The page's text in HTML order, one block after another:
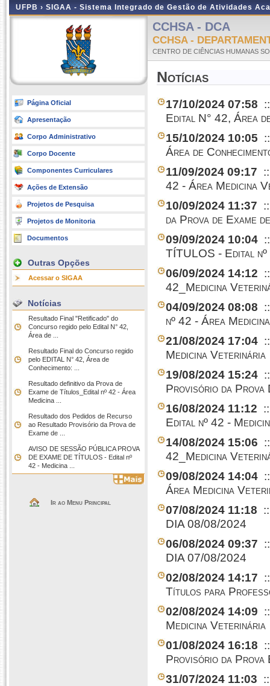
UFPB › SIGAA - Sistema Integrado de Gestão de Atividades
Página Oficial
Apresentação
Corpo Administrativo
Corpo Docente
Componentes Curriculares
Ações de Extensão
Projetos de Pesquisa
Projetos de Monitoria
Documentos
Outras Opções
Acessar o SIGAA
Notícias
Resultado Final "Retificado" do
Concurso regido pelo Edital N° 42,
Área de ...
Resultado Final do Concurso regido
pelo EDITAL N° 42, Área de
Conhecimento: ...
Resultado definitivo da Prova de
Exame de Títulos_Edital nº 42 - Área
Medicina ...
Resultado dos Pedidos de Recurso
ao Resultado Provisório da Prova de
Exame de ...
AVISO DE SESSÃO PÚBLICA PROVA
DE EXAME DE TÍTULOS - Edital nº
42 - Medicina ...
Ir ao Menu Principal
CCHSA - DCA
CCHSA -
CENTRO DE CIÊNCIAS HUMANAS
Notícias
17/10/2024 07:58
Edital N° 42, Área
15/10/2024 10:05
Área de
11/09/2024 09:17
42 - Área Medicina
10/09/2024 11:37
da Prova de Exame
09/09/2024 10:04
TÍTULOS - Edital
06/09/2024 14:12
42_Medicina
04/09/2024 08:08
nº 42 - Área
21/08/2024 17:04
Medicina Veterinária
19/08/2024 15:24
Provisório da Prova
16/08/2024 11:12
Edital nº 42 -
14/08/2024 15:06
42_Medicina
09/08/2024 14:04
Área Medicina
07/08/2024 11:18
DIA 08/08/2024
06/08/2024 09:37
DIA 07/08/2024
02/08/2024 14:17
Títulos para
02/08/2024 14:09
Medicina Veterinária
01/08/2024 16:18
Provisório da Prova
31/07/2024 11:03